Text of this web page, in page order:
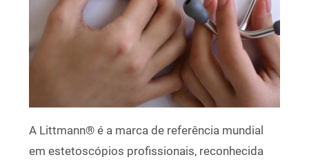
A Littmann® é a marca de referência mundial
em estetoscópios profissionais, reconhecida